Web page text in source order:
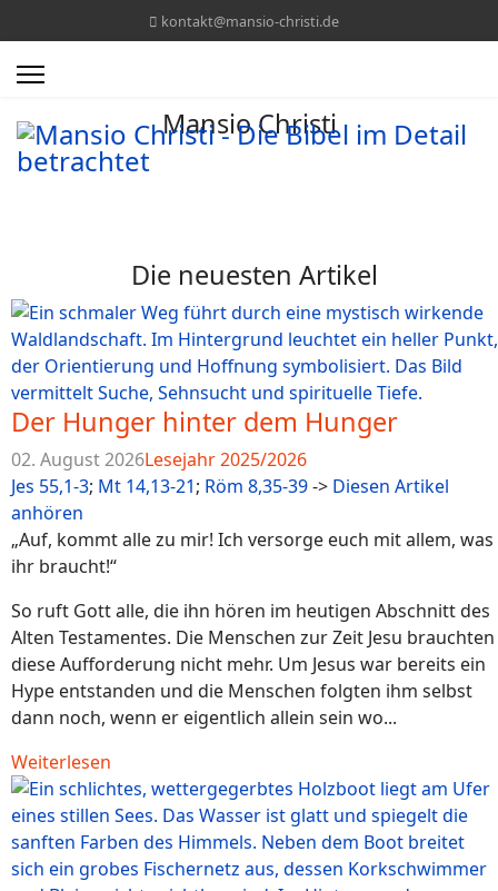
kontakt@mansio-christi.de
Mansio Christi
Die neuesten Artikel
Der Hunger hinter dem Hunger
02. August 2026Lesejahr 2025/2026
Jes 55,1-3; Mt 14,13-21; Röm 8,35-39-> Diesen Artikel
anhören
„Auf, kommt alle zu mir! Ich versorge euch mit allem, was
ihr braucht!“
So ruft Gott alle, die ihn hören im heutigen Abschnitt des
Alten Testamentes. Die Menschen zur Zeit Jesu brauchten
diese Aufforderung nicht mehr. Um Jesus war bereits ein
Hype entstanden und die Menschen folgten ihm selbst
dann noch, wenn er eigentlich allein sein wo...
Weiterlesen